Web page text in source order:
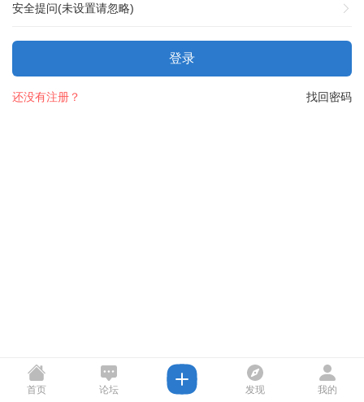
安全提问(未设置请忽略)
登录
找回密码
还没有注册？
首页 论坛 发现 我的